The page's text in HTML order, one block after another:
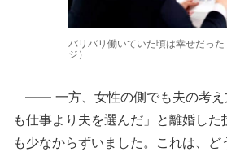
バリバリ働いていた頃は幸せだっ
ジ）
―― 一方、女性の側でも夫の考え
も仕事より夫を選んだ」と離婚し
も少なからずいました。これは、ど